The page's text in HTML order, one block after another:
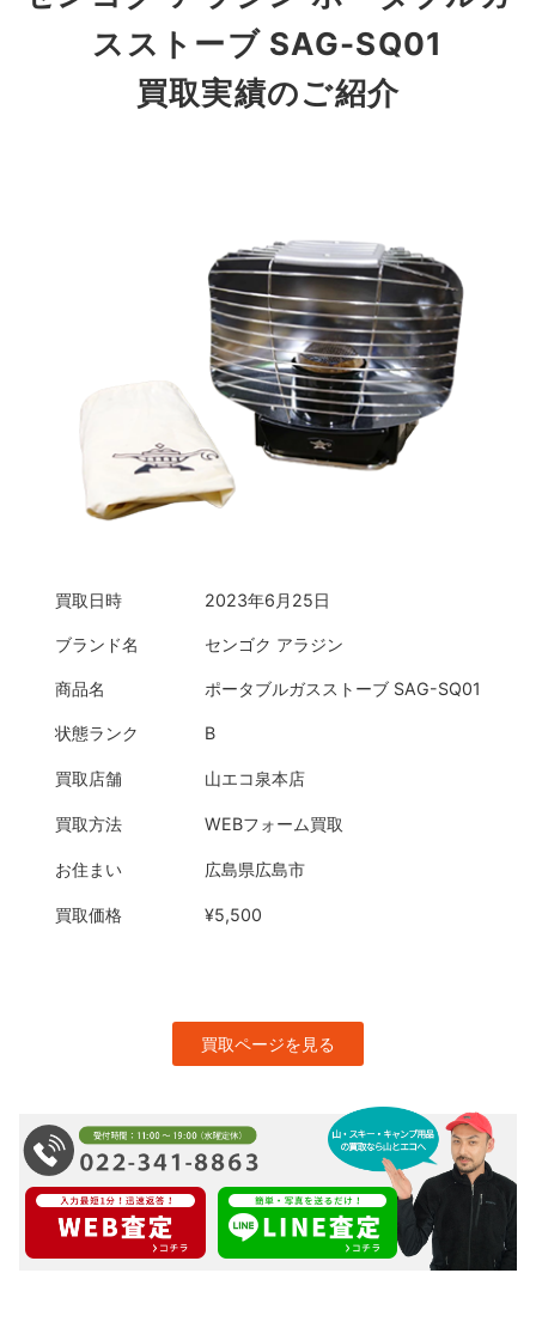
スストーブ SAG-SQ01
買取実績のご紹介
買取日時 2023年6月25日
ブランド名 センゴク アラジン
商品名 ポータブルガスストーブ SAG-SQ01
状態ランク B
買取店舗 山エコ泉本店
買取方法 WEBフォーム買取
お住まい 広島県広島市
買取価格 ¥5,500
買取ページを見る